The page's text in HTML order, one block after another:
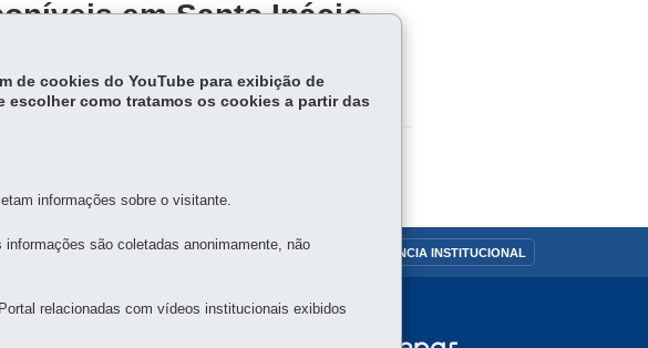
em Santo Inácio
Santo Inácio
CORRUPÇÃO OUVIDORIA TRANSPARÊNCIA INSTITUCIONAL
de cookies do YouTube para exibição de
como tratamos os cookies a partir das
informações sobre o visitante.
são coletadas anonimamente, não
relacionadas com vídeos institucionais exibidos